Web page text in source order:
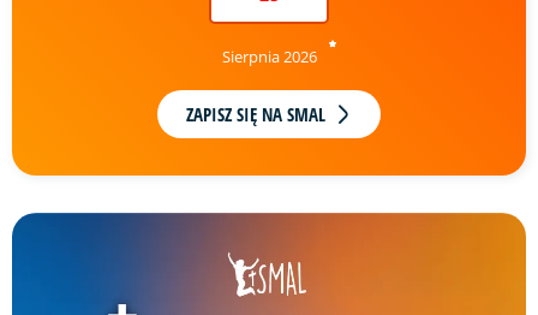
Sierpnia 2026
ZAPISZ SIĘ NA SMAL